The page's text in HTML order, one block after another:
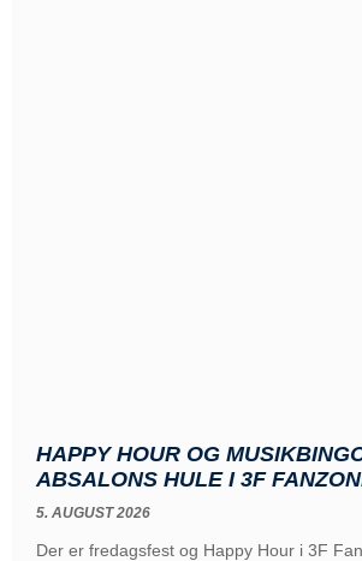
HAPPY HOUR OG
ABSALONS HULE I 3F
5. AUGUST 2026
Der er fredagsfest og Happy Hour i 3F